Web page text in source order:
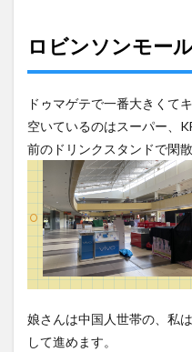
ロビンソンモー
ドゥマゲテで一番大きくて
空いているのはスーパー、
前のドリンクスタンドで閑
娘さんは中国人世帯の、私
して進めます。